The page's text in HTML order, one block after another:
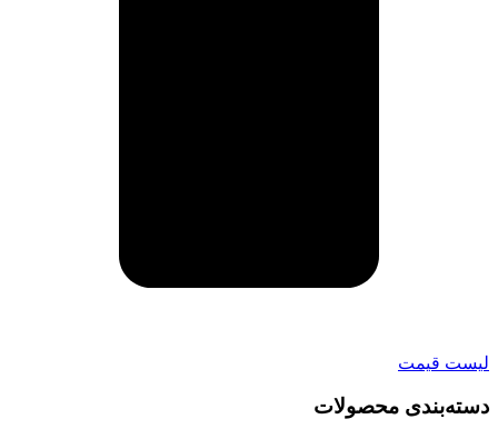
لیست قیمت
دسته‌بندی محصولات